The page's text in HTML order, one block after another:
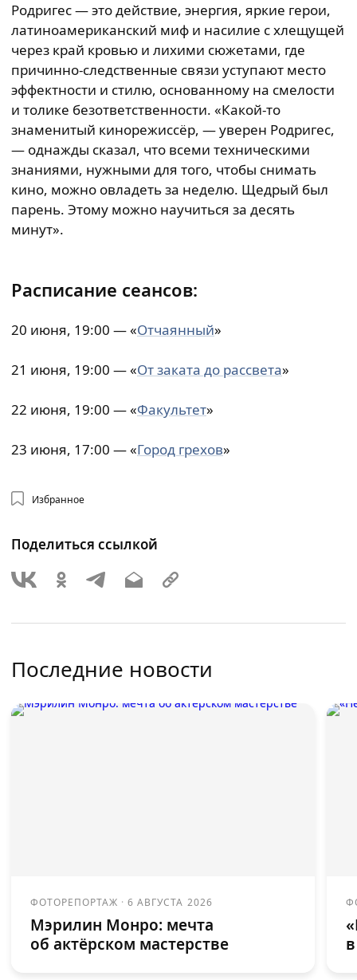
Родригес — это действие, энергия, яркие герои,
латиноамериканский миф и насилие с хлещущей
через край кровью и лихими сюжетами, где
причинно-следственные связи уступают место
эффектности и стилю, основанному на смелости
и толике безответственности. «Какой-то
знаменитый кинорежиссёр, — уверен Родригес,
— однажды сказал, что всеми техническими
знаниями, нужными для того, чтобы снимать
кино, можно овладеть за неделю. Щедрый был
парень. Этому можно научиться за десять
минут».
Расписание сеансов:
20 июня, 19:00 — «Отчаянный»
21 июня, 19:00 — «От заката до рассвета»
22 июня, 19:00 — «Факультет»
23 июня, 17:00 — «Город грехов»
Избранное
Поделиться ссылкой
Последние новости
ФОТОРЕПОРТАЖ ·6 АВГУСТА 2026
Мэрилин Монро: мечта
об актёрском мастерстве